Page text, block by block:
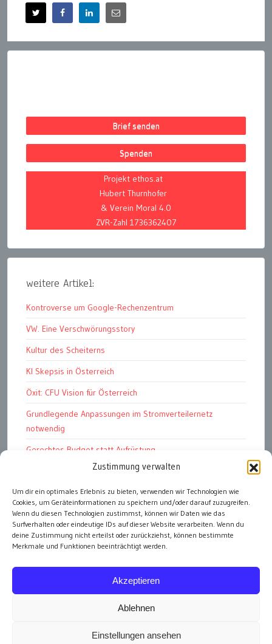
Zustimmung verwalten
Um dir ein optimales Erlebnis zu bieten, verwenden wir Technologien wie
Cookies, um Geräteinformationen zu speichern und/oder darauf zuzugreifen.
Wenn du diesen Technologien zustimmst, können wir Daten wie das
Surfverhalten oder eindeutige IDs auf dieser Website verarbeiten. Wenn du
deine Zustimmung nicht erteilst oder zurückziehst, können bestimmte
Merkmale und Funktionen beeinträchtigt werden.
Akzeptieren
Ablehnen
Einstellungen ansehen
Brief senden
Spenden
Projekt ethos.at
Hubert Thurnhofer
& Verein Moral 4.0
ZVR-Zahl 1736362407
weitere Artikel:
Kontroverse um Google-Rechenzentrum
VW. Eine Verschwörungsstory
Kultur des Scheiterns
KI Skepsis in Österreich
Öxit: CFU Vision für Österreich
Grundlegende Anpassungen im Stromverteilernetz
notwendig
Gerechtes Budget statt Aufrüstung
Petition: E-Dienstwagen
Das Kapitalismustribunal
Bundesschatz für „öffentliche Einheiten“
alle Artikel
Impressum